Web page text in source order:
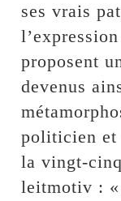
ses vrais
proposent
devenus
politicien et
la vingt-
leitmotiv : «